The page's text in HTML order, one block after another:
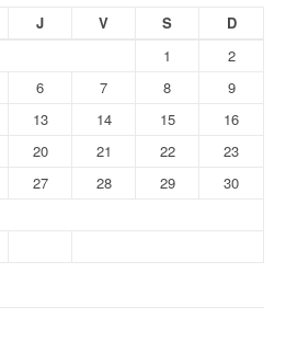
J V S D
1
2
6 7 8
9
13 14 15
16
20 21 22
23
27 28 29
30